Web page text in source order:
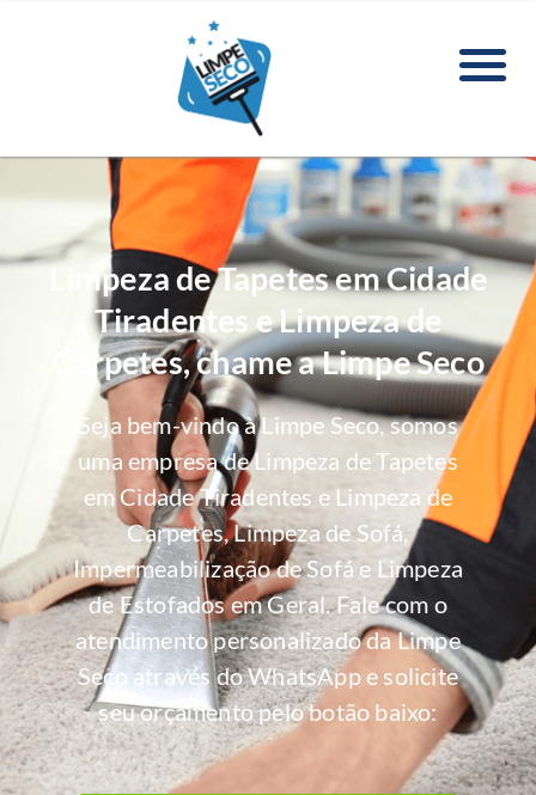
Limpeza de Tapetes em Cidade
Tiradentes e Limpeza de
Carpetes, chame a Limpe Seco
Seja bem-vindo à Limpe Seco, somos
uma empresa de Limpeza de Tapetes
em Cidade Tiradentes e Limpeza de
Carpetes, Limpeza de Sofá,
Impermeabilização de Sofá e Limpeza
de Estofados em Geral. Fale com o
atendimento personalizado da Limpe
Seco através do WhatsApp e solicite
seu orçamento pelo botão baixo: